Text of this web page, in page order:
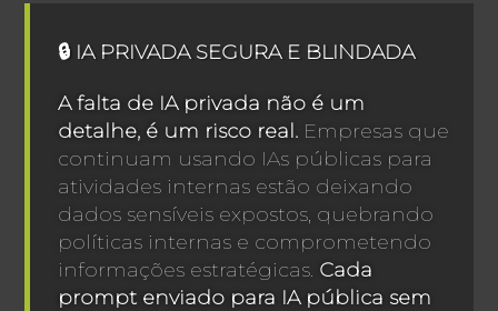
🔒 IA PRIVADA SEGURA E BLINDADA
A falta de IA privada não é um
detalhe, é um risco real. Empresas que
continuam usando IAs públicas para
atividades internas estão deixando
dados sensíveis expostos, quebrando
políticas internas e comprometendo
informações estratégicas. Cada
prompt enviado para IA pública sem